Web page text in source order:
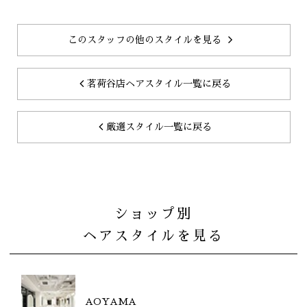
このスタッフの他のスタイルを見る
茗荷谷店ヘアスタイル一覧に戻る
厳選スタイル一覧に戻る
ショップ別
ヘアスタイルを見る
AOYAMA